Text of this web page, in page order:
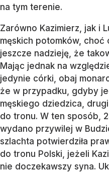
na tym terenie.
Zarówno Kazimierz, jak i
męskich potomków, choć
jeszcze nadzieję, że
Mając jednak na
jedynie córki, obaj
że w przypadku, gdyby
męskiego dziedzica,
do tronu. W ten sposób,
wydano przywilej w
szlachta potwierdziła
do tronu Polski, jeżeli
nie doczekawszy syna.